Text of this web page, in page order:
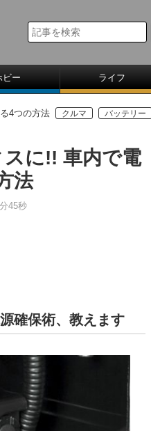
ビー ライフ
4つの方法 クルマ バッテリー
に!! 車内で電
法
45秒
確保術、教えます